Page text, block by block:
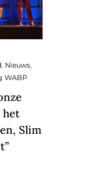
, Nieuws,
WABP
het
Slim